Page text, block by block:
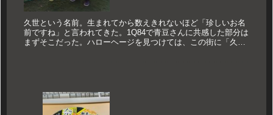
久世という名前。生まれてから数えきれないほど「珍しいお名
前ですね」と言われてきた。1Q84で青豆さんに共感した部分は
まずそこだった。ハローヘージを見つけては、この街に「久